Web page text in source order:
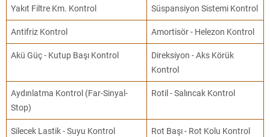
Yakıt Filtre Km. Kontrol Süspansiyon Sistemi Kontrol
Antifriz Kontrol Amortisör - Helezon Kontrol
Akü Güç - Kutup Başı Kontrol
Direksiyon - Aks Körük
Kontrol
Aydınlatma Kontrol (Far-Sinyal-
Stop)
Rotil - Salıncak Kontrol
Silecek Lastik - Suyu Kontrol Rot Başı - Rot Kolu Kontrol